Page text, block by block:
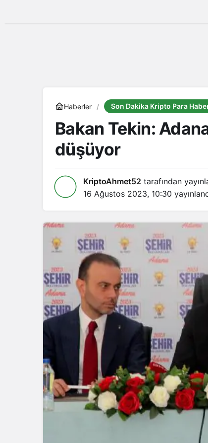
Haberler Son Dakika Kripto Para
Bakan Tekin:
düşüyor
KriptoAhmet52 tarafından
16 Ağustos 2023, 10:30